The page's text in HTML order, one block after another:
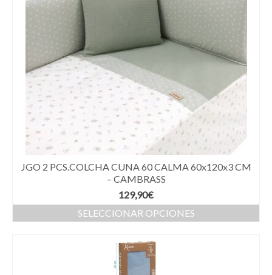
JGO 2 PCS.COLCHA CUNA 60 CALMA 60x120x3 CM
– CAMBRASS
129,90€
SELECCIONAR OPCIONES